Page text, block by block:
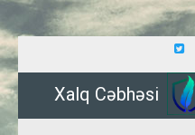
Xalq Cəbhəsi